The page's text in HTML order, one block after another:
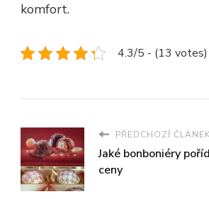
komfort.
4.3/5 - (13 votes)
PŘEDCHOZÍ ČLÁNEK
Jaké bonboniéry
ceny